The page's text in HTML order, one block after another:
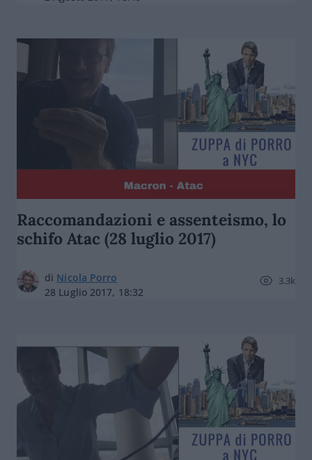
Raccomandazioni e assenteismo, lo
schifo Atac (28 luglio 2017)
di Nicola Porro
28 Luglio 2017, 18:32
3.3k